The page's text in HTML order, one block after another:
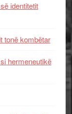
identitetit
tonë kombëtar
hermeneutikë